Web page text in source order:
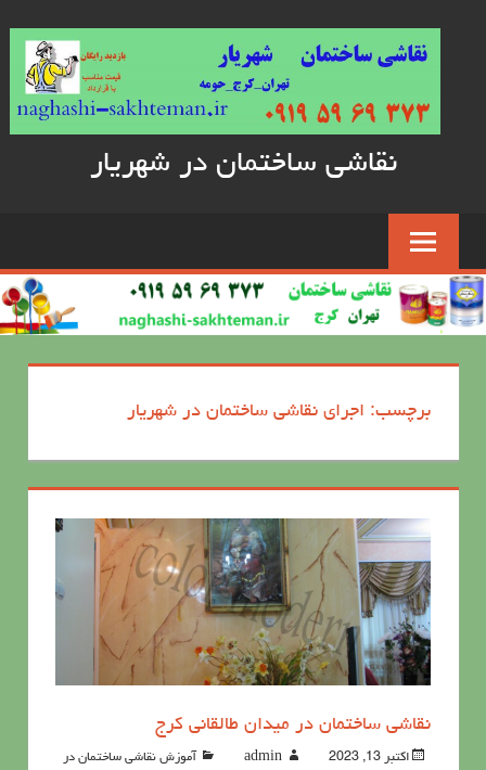
نقاشی ساختمان در شهریار
برچسب: اجرای نقاشی ساختمان در شهریار
نقاشی ساختمان در میدان طالقانی کرج
اکتبر 13, 2023 admin
آموزش نقاشی ساختمان در